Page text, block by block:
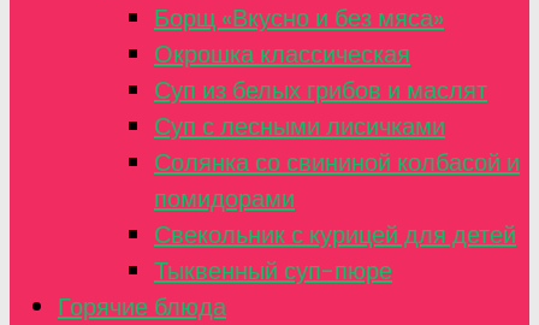
Борщ «Вкусно и без мяса»
Окрошка классическая
Суп из белых грибов и маслят
Суп с лесными лисичками
Солянка со свининой колбасой и
помидорами
Свекольник с курицей для детей
Тыквенный суп-пюре
Горячие блюда